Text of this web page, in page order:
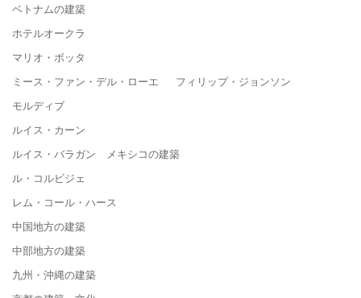
ベトナムの建築
ホテルオークラ
マリオ・ボッタ
ミース・ファン・デル・ローエ フィリップ・ジョンソン
モルディブ
ルイス・カーン
ルイス・バラガン メキシコの建築
ル・コルビジェ
レム・コール・ハース
中国地方の建築
中部地方の建築
九州・沖縄の建築